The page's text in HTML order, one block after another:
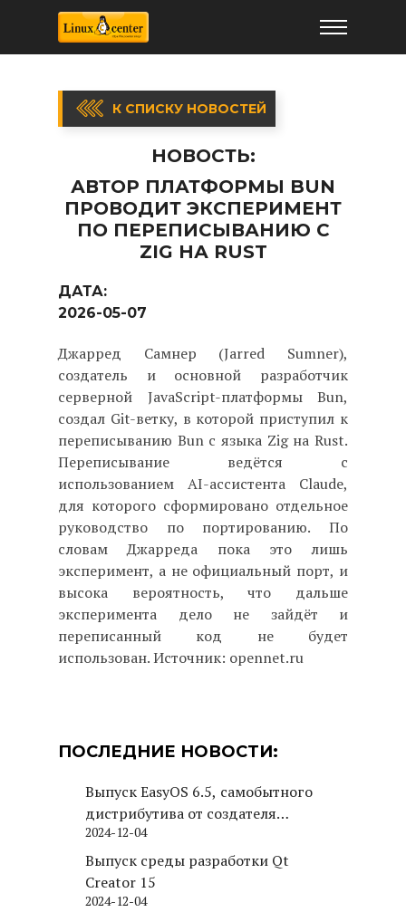
К СПИСКУ НОВОСТЕЙ
НОВОСТЬ:
АВТОР ПЛАТФОРМЫ BUN
ПРОВОДИТ ЭКСПЕРИМЕНТ
ПО ПЕРЕПИСЫВАНИЮ С
ZIG НА RUST
ДАТА:
2026-05-07
Джарред Самнер (Jarred Sumner),
создатель и основной разработчик
серверной JavaScript-платформы Bun,
создал Git-ветку, в которой приступил к
переписыванию Bun с языка Zig на Rust.
Переписывание ведётся с
использованием AI-ассистента Claude,
для которого сформировано отдельное
руководство по портированию. По
словам Джарреда пока это лишь
эксперимент, а не официальный порт, и
высока вероятность, что дальше
эксперимента дело не зайдёт и
переписанный код не будет
использован. Источник: opennet.ru
ПОСЛЕДНИЕ НОВОСТИ:
Выпуск EasyOS 6.5, самобытного
дистрибутива от создателя
Puppy Linux
2024-12-04
Выпуск среды разработки Qt
Creator 15
2024-12-04